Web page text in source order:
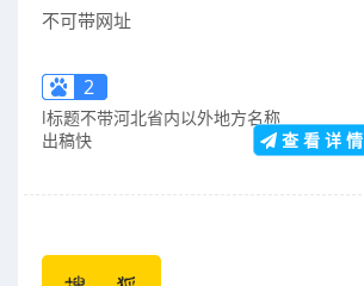
不可带网址
2
l标题不带河北省内以外地方名称
出稿快
查 看 详 情